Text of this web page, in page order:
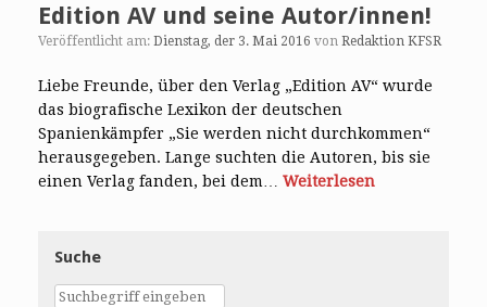
Edition AV und seine Autor/innen!
Veröffentlicht am: Dienstag, der 3. Mai 2016 von Redaktion KFSR
Liebe Freunde, über den Verlag „Edition AV“ wurde
das biografische Lexikon der deutschen
Spanienkämpfer „Sie werden nicht durchkommen“
herausgegeben. Lange suchten die Autoren, bis sie
einen Verlag fanden, bei dem… Weiterlesen
Suche